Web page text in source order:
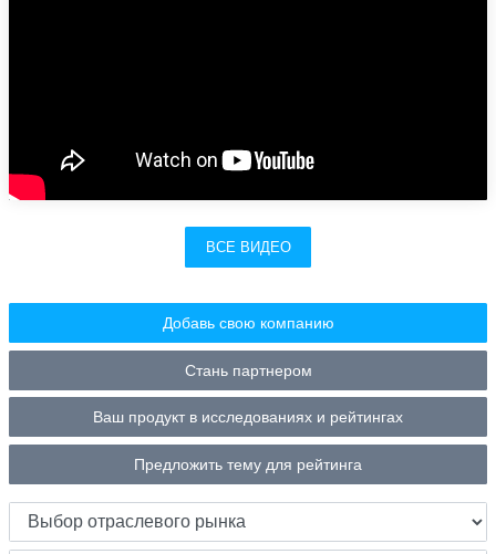
ВСЕ ВИДЕО
Добавь свою компанию
Стань партнером
Ваш продукт в исследованиях и рейтингах
Предложить тему для рейтинга